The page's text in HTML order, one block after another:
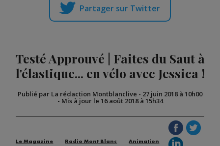
Partager sur Twitter
Testé Approuvé | Faites du Saut à
l'élastique... en vélo avec Jessica !
Publié par La rédaction Montblanclive - 27 juin 2018 à 10h00
- Mis à jour le 16 août 2018 à 15h34
Le Magazine Radio Mont Blanc
Animation